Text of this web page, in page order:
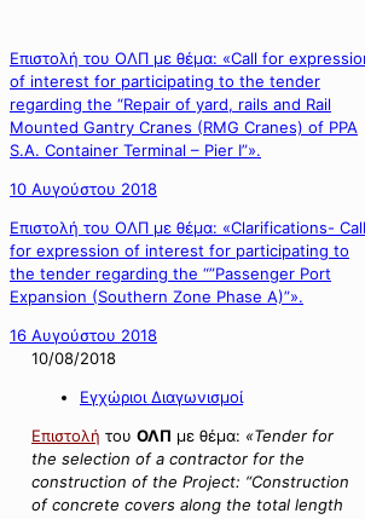
Επιστολή του ΟΛΠ με θέμα: «Call for
of interest for participating to the tender
regarding the “Repair of yard, rails and Rail
Mounted Gantry Cranes (RMG Cranes) of PPA
S.A. Container Terminal – Pier I”».
10 Αυγούστου 2018
Επιστολή του ΟΛΠ με θέμα: «Clarifications- Call
for expression of interest for participating to
the tender regarding the “”Passenger Port
Expansion (Southern Zone Phase A)”».
16 Αυγούστου 2018
10/08/2018
Εγχώριοι Διαγωνισμοί
Επιστολή του ΟΛΠ με θέμα: «Tender for
the selection of a contractor for the
construction of the Project: “Construction
of concrete covers along the total length